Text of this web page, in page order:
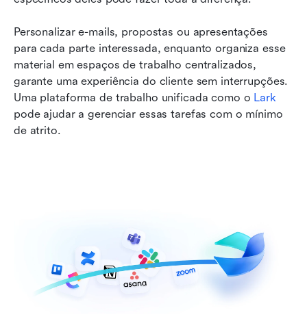
Personalizar e-mails, propostas ou apresentações
para cada parte interessada, enquanto organiza esse
material em espaços de trabalho centralizados,
garante uma experiência do cliente sem interrupções.
Uma plataforma de trabalho unificada como o Lark
pode ajudar a gerenciar essas tarefas com o mínimo
de atrito.